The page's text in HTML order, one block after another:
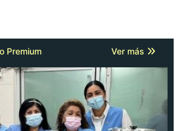
Premium Ver más